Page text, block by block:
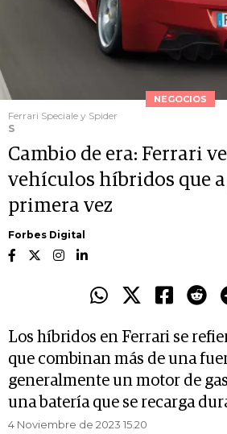
NEGOCIOS
Ferrari Speciale y Spider
S
Cambio de era: Ferrari
vehículos híbridos que
primera vez
Forbes Digital
Los híbridos en Ferrari se
que combinan más de una
generalmente un motor de
una batería que se recarga
4 Noviembre de 2023 15.20